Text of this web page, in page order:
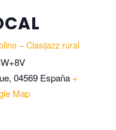
– Clasijazz rural
, 04569 España +
Map